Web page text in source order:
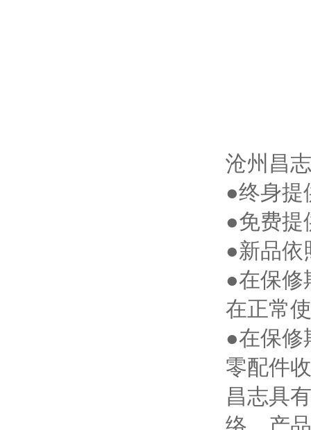
沧州昌
●终身提
●免费提
●新品依
●在保修
在正常
●在保修
零配件
昌志具